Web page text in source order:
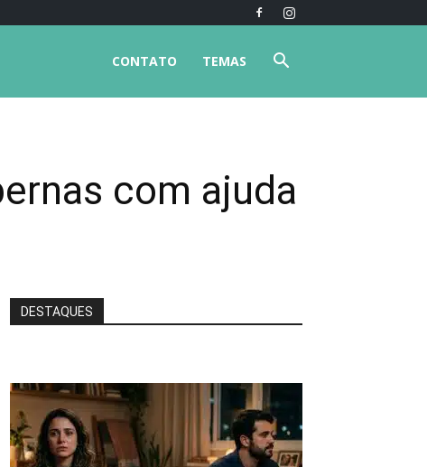
TEMAS
CONTATO
com ajuda
DESTAQUES